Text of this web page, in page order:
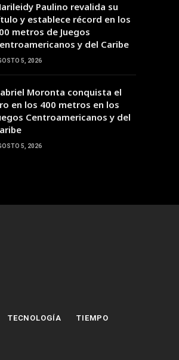
12:00
40°C
13:00
41°C
14:00
42°C
Paulino revalida su
y establece récord en los
metros de Juegos
y del Caribe
5, 2026
Moronta conquista el
en los 400 metros en los
Centroamericanos y del
5, 2026
TECNOLOGÍA TIEMPO